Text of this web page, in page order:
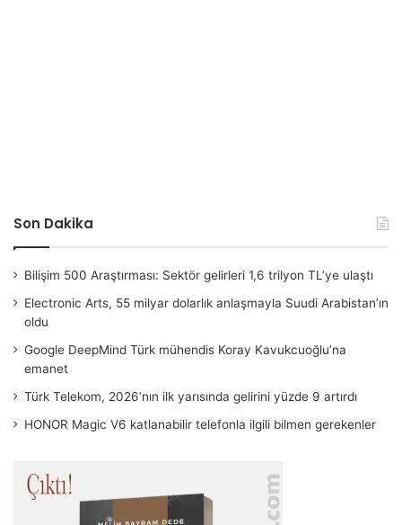
Son Dakika
Bilişim 500 Araştırması: Sektör gelirleri 1,6 trilyon TL’ye ulaştı
Electronic Arts, 55 milyar dolarlık anlaşmayla Suudi Arabistan’ın
oldu
Google DeepMind Türk mühendis Koray Kavukcuoğlu’na
emanet
Türk Telekom, 2026’nın ilk yarısında gelirini yüzde 9 artırdı
HONOR Magic V6 katlanabilir telefonla ilgili bilmen gerekenler